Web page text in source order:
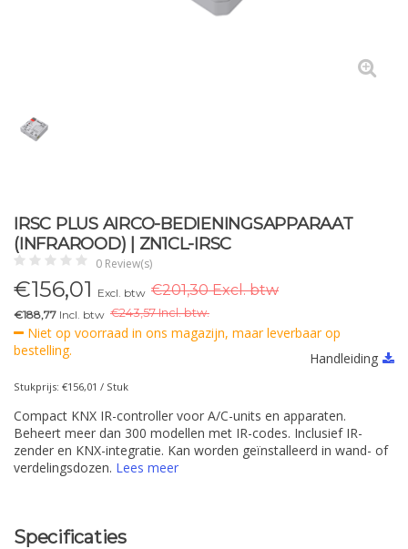
IRSC PLUS AIRCO-BEDIENINGSAPPARAAT
(INFRAROOD) | ZN1CL-IRSC
0 Review(s)
€156,01 Excl. btw €201,30 Excl. btw
€188,77 Incl. btw €243,57 Incl. btw.
Niet op voorraad in ons magazijn, maar leverbaar op
bestelling.
Handleiding
Stukprijs: €156,01 / Stuk
Compact KNX IR-controller voor A/C-units en apparaten.
Beheert meer dan 300 modellen met IR-codes. Inclusief IR-
zender en KNX-integratie. Kan worden geïnstalleerd in wand- of
verdelingsdozen. Lees meer
Specificaties